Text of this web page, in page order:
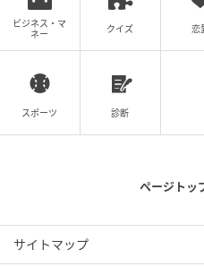
ビジネス・マ
ネー
クイズ 恋
スポーツ 診断
ページトッ
サイトマップ